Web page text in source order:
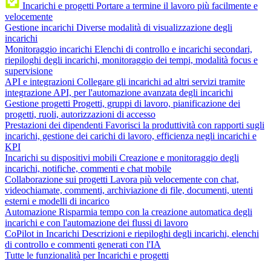
Incarichi e progetti Portare a termine il lavoro più facilmente e
velocemente
Gestione incarichi Diverse modalità di visualizzazione degli
incarichi
Monitoraggio incarichi Elenchi di controllo e incarichi secondari,
riepiloghi degli incarichi, monitoraggio dei tempi, modalità focus e
supervisione
API e integrazioni Collegare gli incarichi ad altri servizi tramite
integrazione API, per l'automazione avanzata degli incarichi
Gestione progetti Progetti, gruppi di lavoro, pianificazione dei
progetti, ruoli, autorizzazioni di accesso
Prestazioni dei dipendenti Favorisci la produttività con rapporti sugli
incarichi, gestione dei carichi di lavoro, efficienza negli incarichi e
KPI
Incarichi su dispositivi mobili Creazione e monitoraggio degli
incarichi, notifiche, commenti e chat mobile
Collaborazione sui progetti Lavora più velocemente con chat,
videochiamate, commenti, archiviazione di file, documenti, utenti
esterni e modelli di incarico
Automazione Risparmia tempo con la creazione automatica degli
incarichi e con l'automazione dei flussi di lavoro
CoPilot in Incarichi Descrizioni e riepiloghi degli incarichi, elenchi
di controllo e commenti generati con l'IA
Tutte le funzionalità per Incarichi e progetti